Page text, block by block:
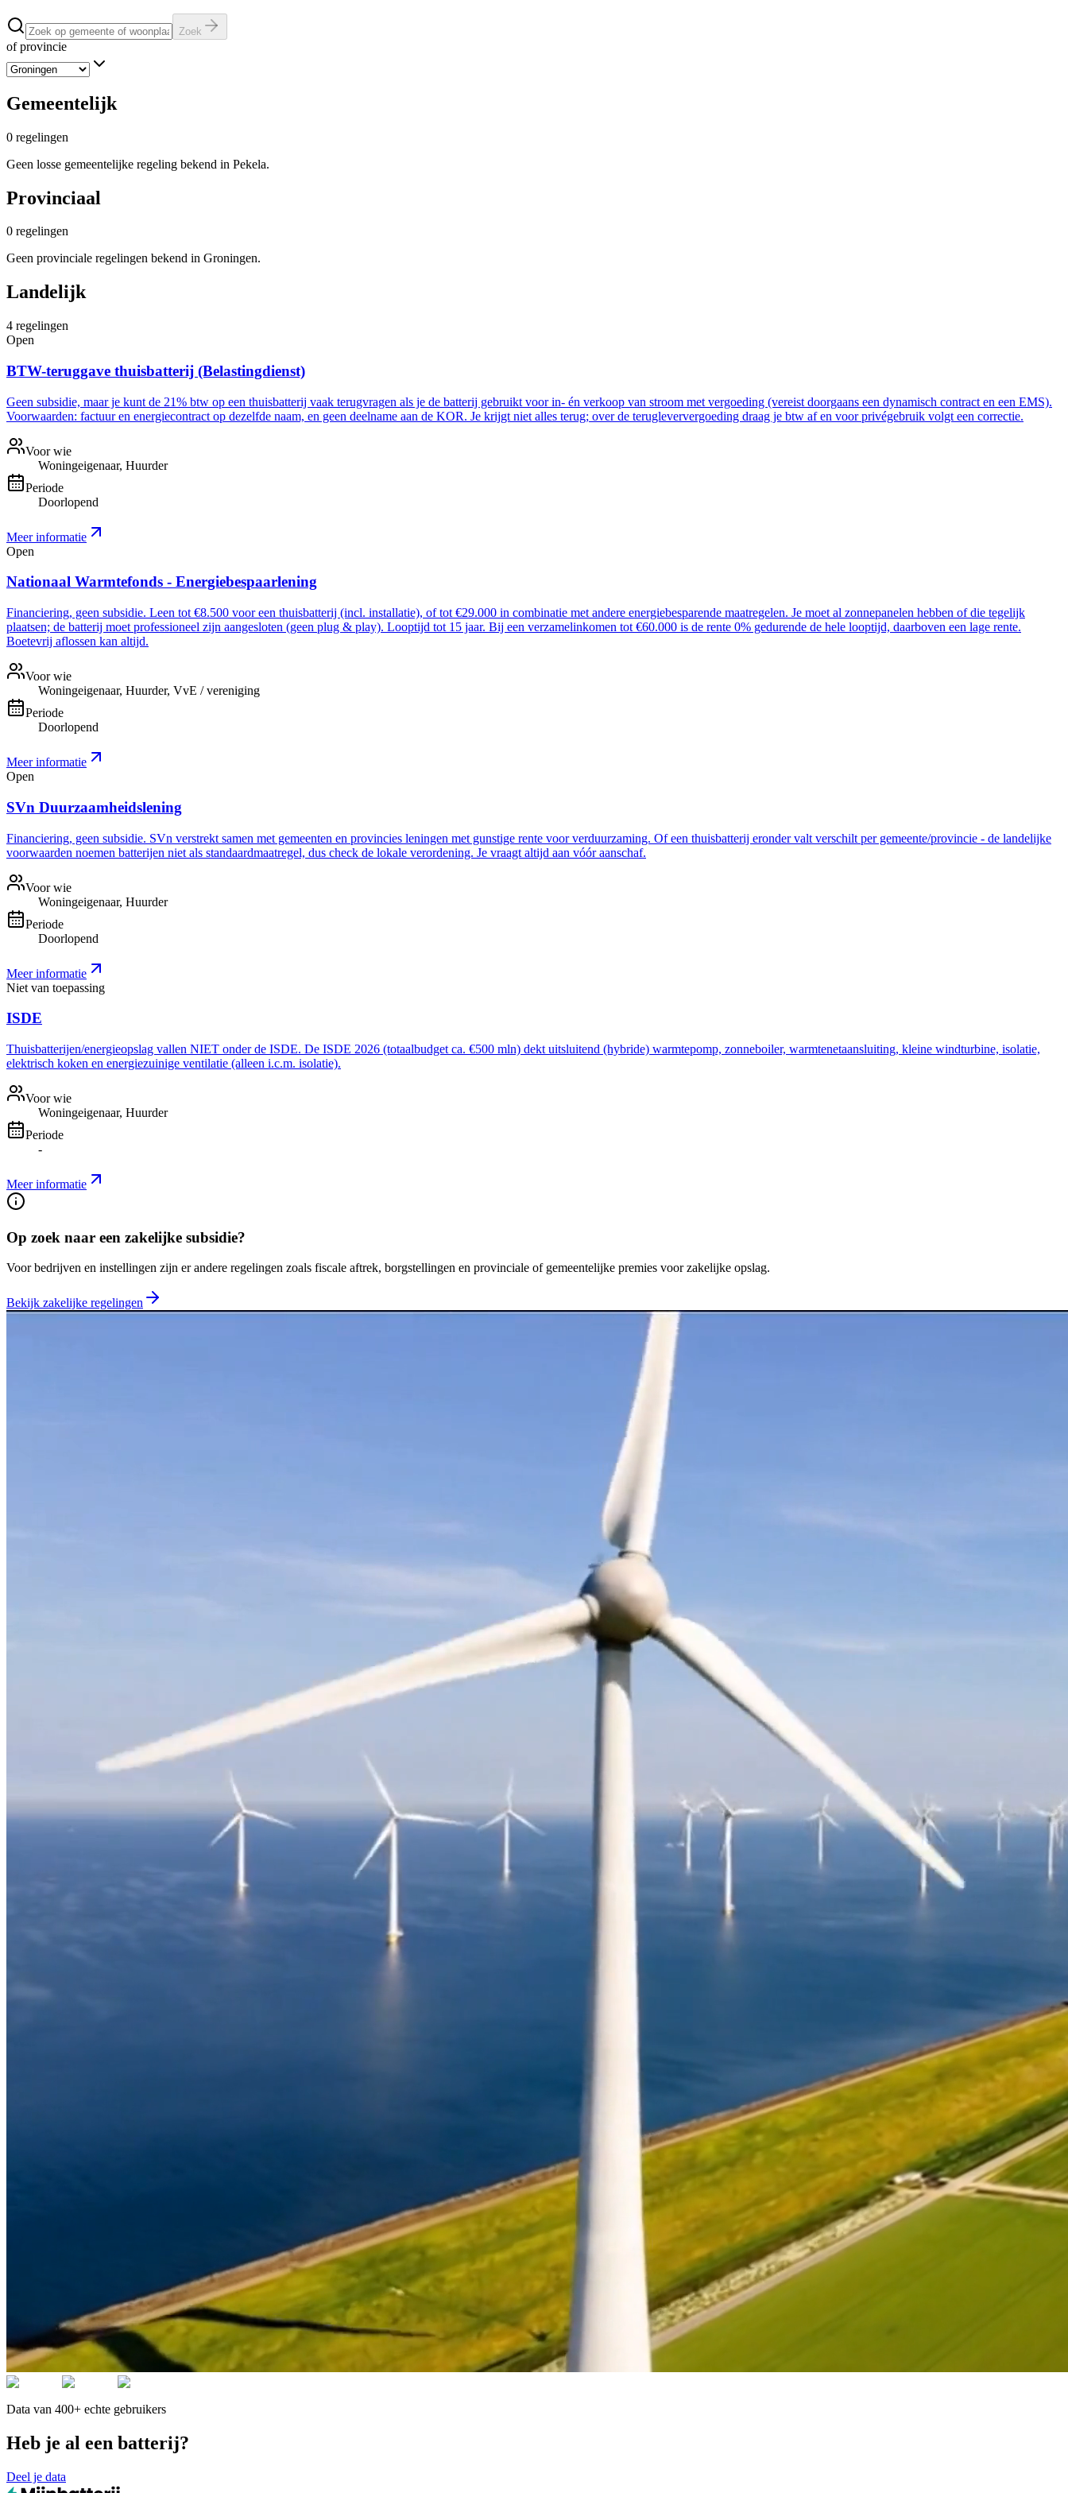
Zoek
of provincie
Gemeentelijk
0 regelingen
Geen losse gemeentelijke regeling bekend in Pekela.
Provinciaal
0 regelingen
Geen provinciale regelingen bekend in Groningen.
Landelijk
4 regelingen
Open
BTW-teruggave thuisbatterij (Belastingdienst)
Geen subsidie, maar je kunt de 21% btw op een thuisbatterij vaak terugvragen als je de batterij gebruikt voor in- én verkoop van stroom met vergoeding (vereist doorgaans een dynamisch contract en een EMS).
Voorwaarden: factuur en energiecontract op dezelfde naam, en geen deelname aan de KOR. Je krijgt niet alles terug; over de terugleververgoeding draag je btw af en voor privégebruik volgt een correctie.
Voor wie
Woningeigenaar, Huurder
Periode
Doorlopend
Meer informatie
Open
Nationaal Warmtefonds - Energiebespaarlening
Financiering, geen subsidie. Leen tot €8.500 voor een thuisbatterij (incl. installatie), of tot €29.000 in combinatie met andere energiebesparende maatregelen. Je moet al zonnepanelen hebben of die tegelijk
plaatsen; de batterij moet professioneel zijn aangesloten (geen plug & play). Looptijd tot 15 jaar. Bij een verzamelinkomen tot €60.000 is de rente 0% gedurende de hele looptijd, daarboven een lage rente.
Boetevrij aflossen kan altijd.
Voor wie
Woningeigenaar, Huurder, VvE / vereniging
Periode
Doorlopend
Meer informatie
Open
SVn Duurzaamheidslening
Financiering, geen subsidie. SVn verstrekt samen met gemeenten en provincies leningen met gunstige rente voor verduurzaming. Of een thuisbatterij eronder valt verschilt per gemeente/provincie - de landelijke
voorwaarden noemen batterijen niet als standaardmaatregel, dus check de lokale verordening. Je vraagt altijd aan vóór aanschaf.
Voor wie
Woningeigenaar, Huurder
Periode
Doorlopend
Meer informatie
Niet van toepassing
ISDE
Thuisbatterijen/energieopslag vallen NIET onder de ISDE. De ISDE 2026 (totaalbudget ca. €500 mln) dekt uitsluitend (hybride) warmtepomp, zonneboiler, warmtenetaansluiting, kleine windturbine, isolatie,
elektrisch koken en energiezuinige ventilatie (alleen i.c.m. isolatie).
Voor wie
Woningeigenaar, Huurder
Periode
-
Meer informatie
Op zoek naar een zakelijke subsidie?
Voor bedrijven en instellingen zijn er andere regelingen zoals fiscale aftrek, borgstellingen en provinciale of gemeentelijke premies voor zakelijke opslag.
Bekijk zakelijke regelingen
Data van 400+ echte gebruikers
Heb je al een batterij?
Deel je data